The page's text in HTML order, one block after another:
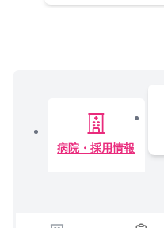
病院・採用情報